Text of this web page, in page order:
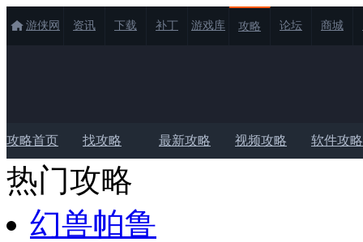
游侠网 资讯 下载 补丁 游戏库 攻略 论坛 商城
攻略首页 找攻略 最新攻略 视频攻略 软件攻略
热门攻略
幻兽帕鲁